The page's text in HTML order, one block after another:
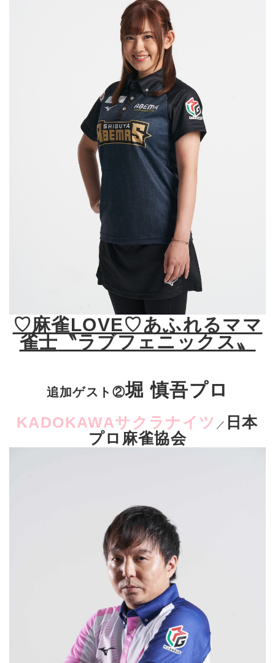
♡麻雀LOVE♡あふれるママ
雀士 〝ラブフェニックス〟
追加ゲスト②堀 慎吾プロ
KADOKAWAサクラナイツ ／ 日本
プロ麻雀協会